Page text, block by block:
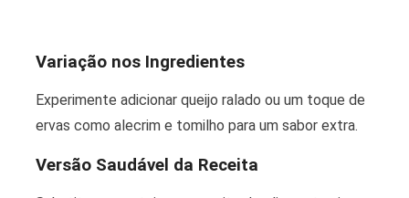
Variação nos Ingredientes
Experimente adicionar queijo ralado ou um toque de
ervas como alecrim e tomilho para um sabor extra.
Versão Saudável da Receita